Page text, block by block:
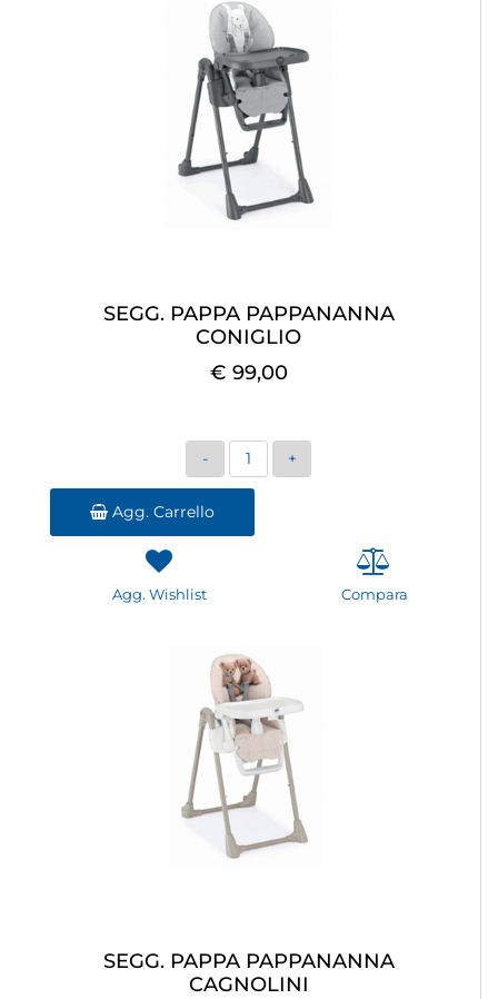
SEGG. PAPPA PAPPANANNA
CONIGLIO
€ 99,00
Quantità
Agg. Carrello
Agg. Wishlist Compara
SEGG. PAPPA PAPPANANNA
CAGNOLINI